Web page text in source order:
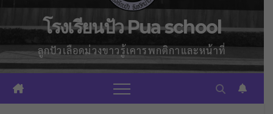
โรงเรียนปัว Pua school
ลูกปัวเลือดม่วงขาวรู้เคารพกติกาและหน้าที่